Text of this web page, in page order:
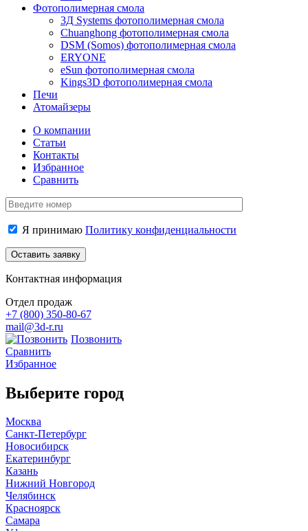
Фотополимерная смола
3Д Systems фотополимерная смола
Chuanghong фотополимерная смола
DSM (Somos) фотополимерная смола
ERYONE
eSun фотополимерная смола
Kings3D фотополимерная смола
Печи
Атомайзеры
О компании
Статьи
Контакты
Избранное
Сравнить
Я принимаю Политику конфиденциальности
Контактная информация
Отдел продаж
+7 (800) 350-80-67
mail@3d-r.ru
Позвонить
Сравнить
Избранное
Выберите город
Москва
Санкт-Петербург
Новосибирск
Екатеринбург
Казань
Нижний Новгород
Челябинск
Красноярск
Самара